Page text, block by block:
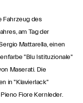
Fahrzeug des
am Tag der
Mattarella, einen
"Blu Istituzionale"
Maserati. Die
in "Klavierlack"
Fiore Kernleder.